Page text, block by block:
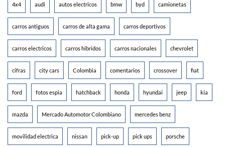
4x4 audi autos electricos bmw byd camionetas
carros antiguos carros de alta gama carros deportivos
carros electricos carros hibridos carros nacionales chevrolet
cifras city cars Colombia comentarios crossover fiat
ford fotos espia hatchback honda hyundai jeep kia
mazda Mercado Automotor Colombiano mercedes benz
movilidad electrica nissan pick-up pick ups porsche